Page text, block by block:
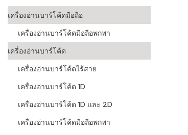
เครื่องอ่านบาร์โค้ดมือถือ
เครื่องอ่านบาร์โค้ดมือถือพกพา
เครื่องอ่านบาร์โค้ด
เครื่องอ่านบาร์โค้ดไร้สาย
เครื่องอ่านบาร์โค้ด 1D
เครื่องอ่านบาร์โค้ด 1D และ 2D
เครื่องอ่านบาร์โค้ดมือถือพกพา